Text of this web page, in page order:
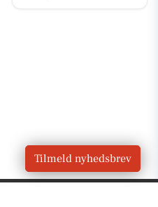
Tilmeld nyhedsbrev